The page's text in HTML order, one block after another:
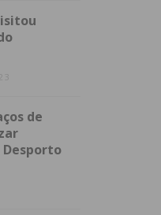
de
Desporto